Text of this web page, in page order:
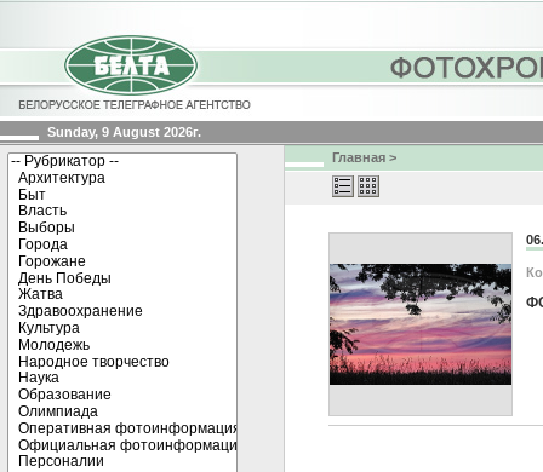
Sunday, 9 August 2026г.
Главная >